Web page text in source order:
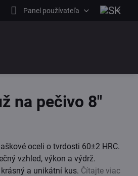
Panel používateľa
na pečivo 8"
oceli o tvrdosti 60±2 HRC.
vzhled, výkon a výdrž.
a unikátní kus. Čítajte viac